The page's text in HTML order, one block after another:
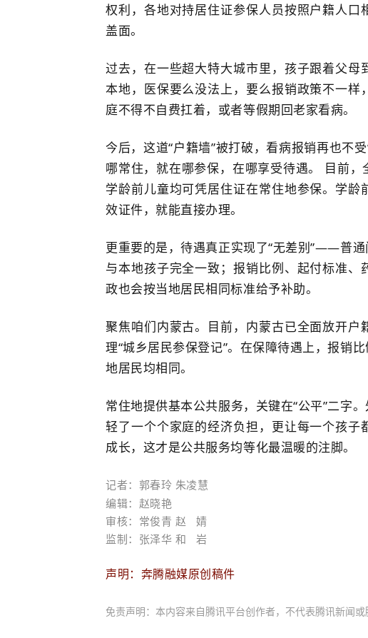
权利，各地对持居住证参保人员按照户籍人
盖面。
过去，在一些超大特大城市里，孩子跟着父
本地，医保要么没法上，要么报销政策不一
庭不得不自费扛着，或者等假期回老家看病。
今后，这道“户籍墙”被打破，看病报销再也不
哪常住，就在哪参保，在哪享受待遇。 目前，
学龄前儿童均可凭居住证在常住地参保。学
效证件，就能直接办理。
更重要的是，待遇真正实现了“无差别”——普
与本地孩子完全一致；报销比例、起付标准
政也会按当地居民相同标准给予补助。
聚焦咱们内蒙古。目前，内蒙古已全面放开
理“城乡居民参保登记”。在保障待遇上，报销
地居民均相同。
常住地提供基本公共服务，关键在“公平”二字
轻了一个个家庭的经济负担，更让每一个孩
成长，这才是公共服务均等化最温暖的注脚。
记者：郭春玲 朱凌慧
编辑：赵晓艳
审核： 常俊青 赵   婧
监制：张泽华 和   岩
声明：奔腾融媒原创稿件
免责声明：本内容来自腾讯平台创作者，不代表腾讯新闻或